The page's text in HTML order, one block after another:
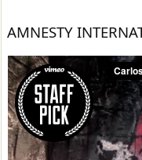
AMNESTY